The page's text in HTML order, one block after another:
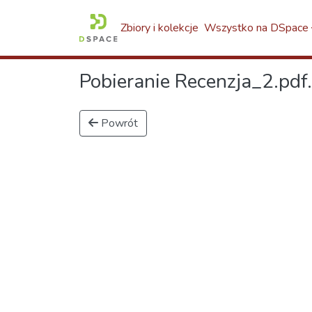
Zbiory i kolekcje Wszystko na DSpace
Pobieranie
Powrót